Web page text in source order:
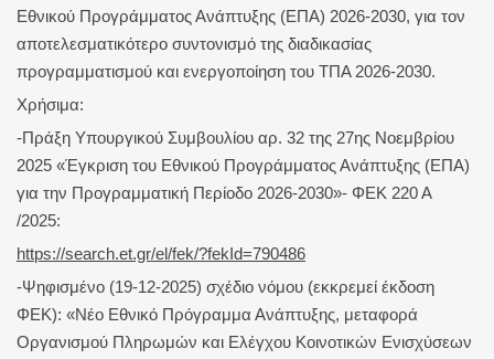
Εθνικού Προγράμματος Ανάπτυξης (ΕΠΑ) 2026-2030, για τον
αποτελεσματικότερο συντονισμό της διαδικασίας
προγραμματισμού και ενεργοποίηση του ΤΠΑ 2026-2030.
Χρήσιμα:
-Πράξη Υπουργικού Συμβουλίου αρ. 32 της 27ης Νοεμβρίου
2025 «Έγκριση του Εθνικού Προγράμματος Ανάπτυξης (ΕΠΑ)
για την Προγραμματική Περίοδο 2026-2030»- ΦΕΚ 220 Α
/2025:
https://search.et.gr/el/fek/?fekId=790486
-Ψηφισμένο (19-12-2025) σχέδιο νόμου (εκκρεμεί έκδοση
ΦΕΚ): «Νέο Εθνικό Πρόγραμμα Ανάπτυξης, μεταφορά
Οργανισμού Πληρωμών και Ελέγχου Κοινοτικών Ενισχύσεων